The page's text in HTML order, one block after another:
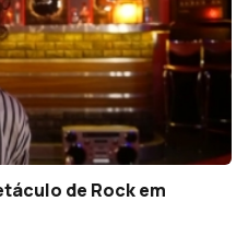
de Rock em